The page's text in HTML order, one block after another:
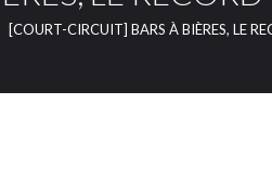
[COURT-CIRCUIT] BARS À BIÈRES, LE